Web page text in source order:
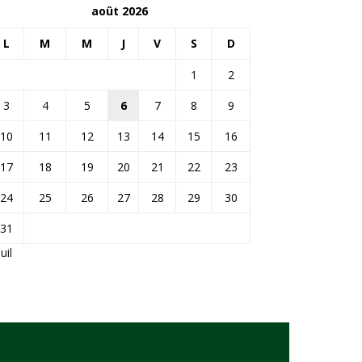
août 2026
L M M J V S D
1
2
3
4 5 6 7 8
9
10
11 12 13 14 15
16
17
18 19 20 21 22
23
24
25 26 27 28 29
30
31